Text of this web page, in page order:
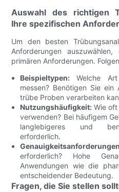
Auswahl des richtigen
Ihre spezifischen
Um den besten
Anforderungen
primären Anforderungen.
Beispieltypen:Welche
messen? Benötigen Sie
trübe Proben verarbeiten
Nutzungshäufigkeit: Wie
verwenden? Bei häufigem
langlebigeres und
erforderlich.
erforderlich? Hohe
Anwendungen wie die
entscheidender Bedeutung.
Fragen, die Sie stellen